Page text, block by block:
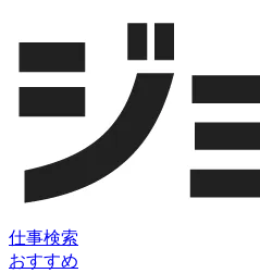
仕事検索
おすすめ